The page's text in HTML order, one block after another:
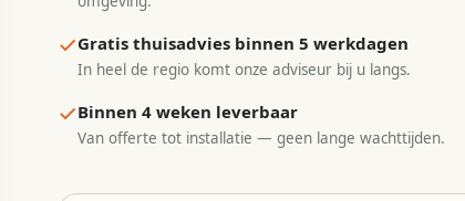
Gratis thuisadvies binnen 5 werkdagen
In heel de regio komt onze adviseur bij u langs.
Binnen 4 weken leverbaar
Van offerte tot installatie — geen lange wachttijden.